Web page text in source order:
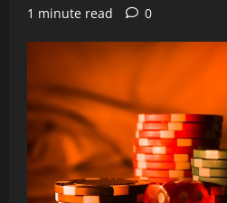
1 minute read
0